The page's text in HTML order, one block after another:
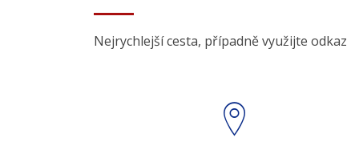
Nejrychlejší cesta, případně využijte odkaz